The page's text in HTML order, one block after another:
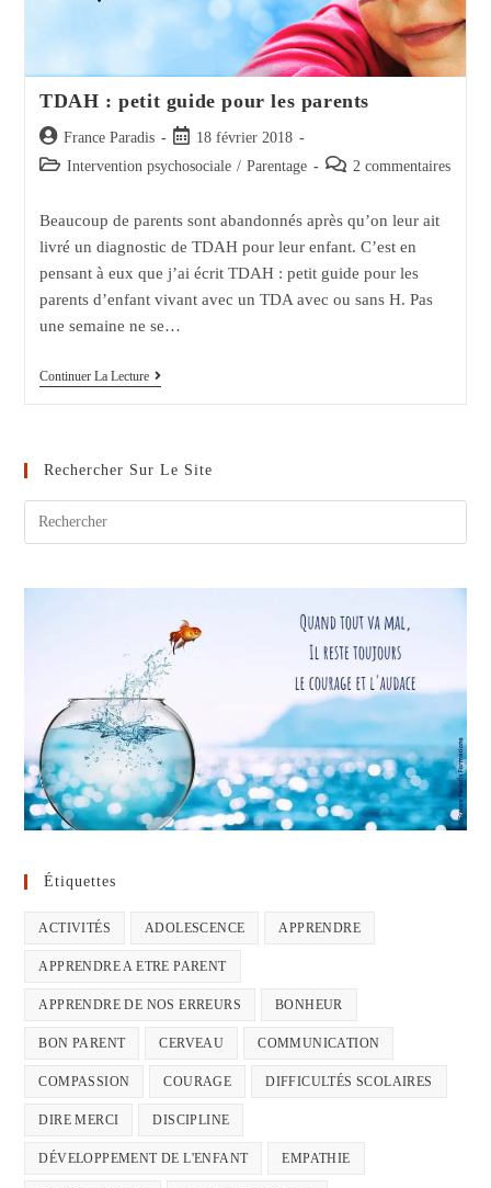
TDAH : petit guide pour les parents
Auteur/autrice
de
France Paradis
Post
published:
18 février 2018
Post Intervention psychosociale / Parentage
Post 2 commentaires
Beaucoup de parents sont abandonnés après qu’on leur ait
livré un diagnostic de TDAH pour leur enfant. C’est en
pensant à eux que j’ai écrit TDAH : petit guide pour les
parents d’enfant vivant avec un TDA avec ou sans H. Pas
une semaine ne se…
Continuer La LectureTDAH
:
Les
Parents
Rechercher Sur Le Site
Étiquettes
ACTIVITÉS ADOLESCENCE APPRENDRE
APPRENDRE A ETRE PARENT
APPRENDRE DE NOS ERREURS BONHEUR
BON PARENT CERVEAU COMMUNICATION
COMPASSION COURAGE DIFFICULTÉS SCOLAIRES
DIRE MERCI DISCIPLINE
DÉVELOPPEMENT DE L'ENFANT EMPATHIE